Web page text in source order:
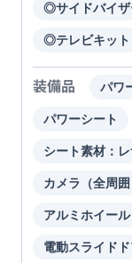
◎サイドバイザ
◎テレビキット
装備品 パワ
パワーシート
シート素材：
カメラ（全周囲
アルミホイール
電動スライド